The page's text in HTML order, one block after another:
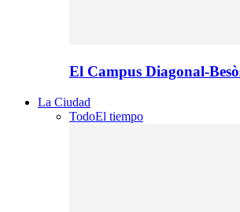
El Campus Diagonal-
La Ciudad
TodoEl tiempo